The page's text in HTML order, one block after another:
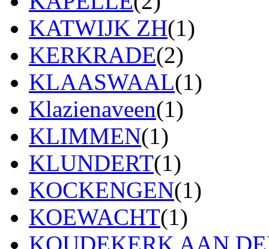
KATWIJK ZH(1)
KERKRADE(2)
KLAASWAAL(1)
Klazienaveen(1)
KLIMMEN(1)
KLUNDERT(1)
KOCKENGEN(1)
KOEWACHT(1)
KOUDEKERK AAN